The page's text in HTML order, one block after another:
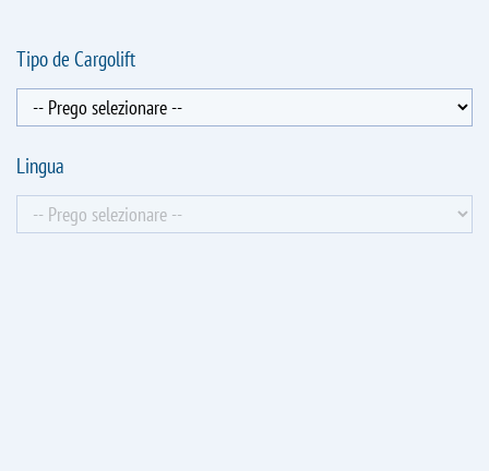
Tipo de Cargolift
Lingua